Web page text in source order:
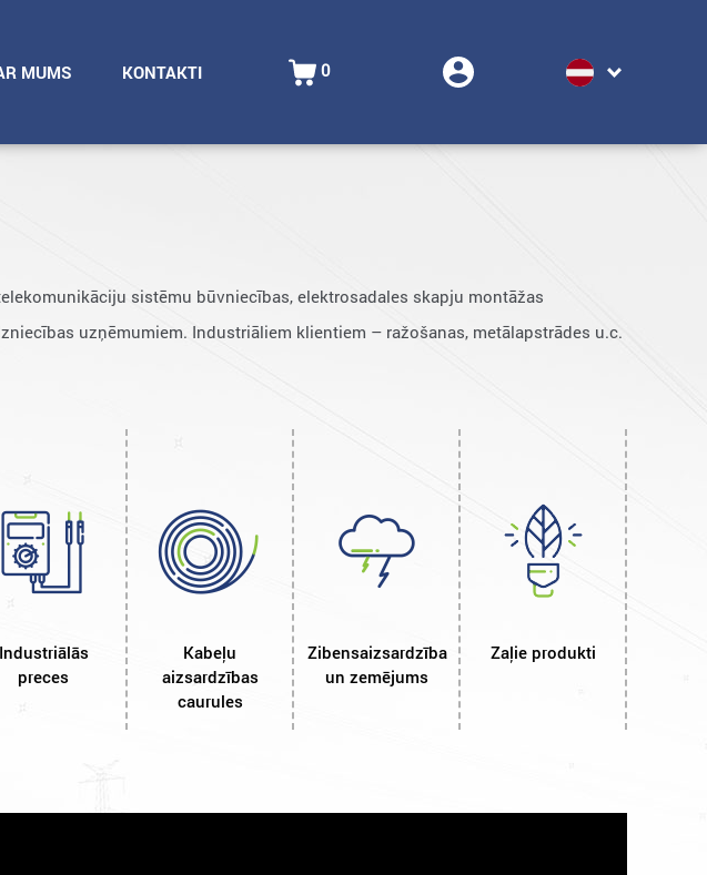
MUMS KONTAKTI 0
sistēmu būvniecības, elektrosadales skapju montāžas
uzņēmumiem. Industriāliem klientiem – ražošanas, metālapstrādes u.c.
Industriālās
preces
Kabeļu
aizsardzības
caurules
Zibensaizsardzība
un zemējums
Zaļie produkti